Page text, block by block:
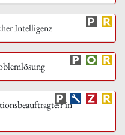
Intelligenz
in